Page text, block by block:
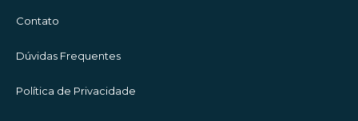
Contato
Dúvidas Frequentes
Política de Privacidade